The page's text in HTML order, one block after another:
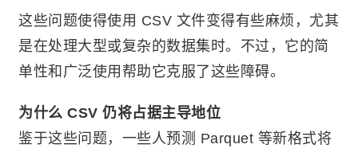
这些问题使得使用 CSV 文件变得有些麻烦，尤其
是在处理大型或复杂的数据集时。不过，它的简
单性和广泛使用帮助它克服了这些障碍。
为什么 CSV 仍将占据主导地位
鉴于这些问题，一些人预测 Parquet 等新格式将